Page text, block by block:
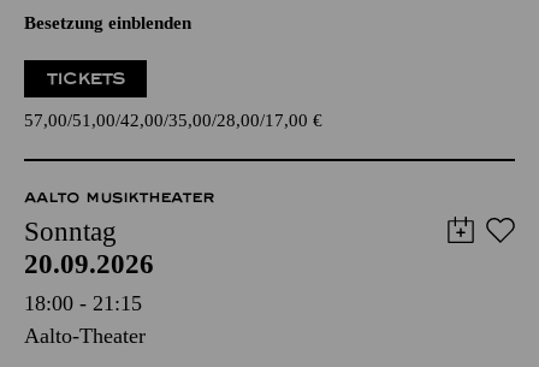
Besetzung einblenden
TICKETS
57,00 51,00 42,00 35,00 28,00 17,00 €
AALTO MUSIKTHEATER
Sonntag
20.09.2026
18:00 - 21:15
Aalto-Theater